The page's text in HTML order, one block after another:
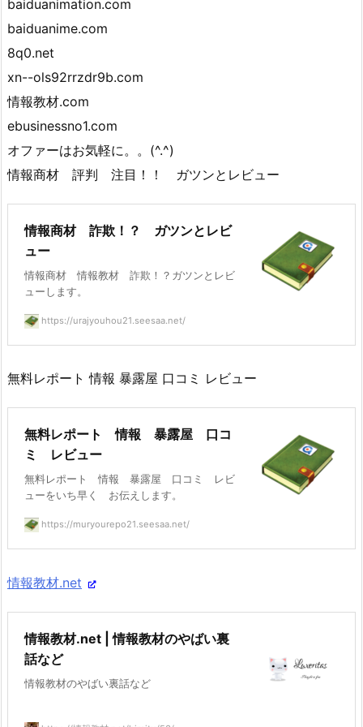
baiduanimation.com
baiduanime.com
8q0.net
xn--ols92rrzdr9b.com
情報教材.com
ebusinessno1.com
オファーはお気軽に。。(^.^)
情報商材 評判 注目！！ ガツンとレビュー
情報商材 詐欺！？ ガツンとレビ
ュー
情報商材 情報教材 詐欺！？ガツンとレビ
ューします。
https://urajyouhou21.seesaa.net/
無料レポート 情報 暴露屋 口コミ レビュー
無料レポート 情報 暴露屋 口コ
ミ レビュー
無料レポート 情報 暴露屋 口コミ レビ
ューをいち早く お伝えします。
https://muryourepo21.seesaa.net/
情報教材.net
情報教材.net | 情報教材のやばい裏
話など
情報教材のやばい裏話など